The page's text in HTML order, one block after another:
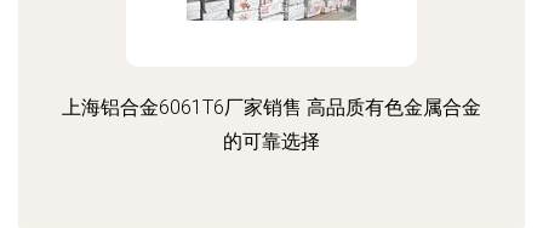
上海铝合金6061T6厂家销售 高品质有色金属合金
的可靠选择